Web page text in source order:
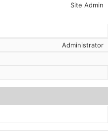
Site Admin
Administrator